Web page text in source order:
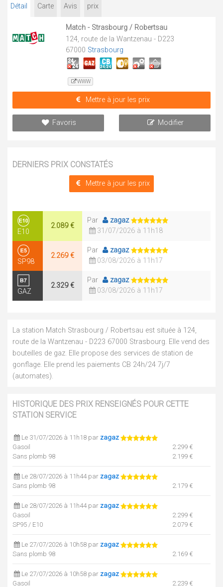
Détail Carte Avis prix
Match - Strasbourg / Robertsau
124, route de la Wantzenau - D223
67000 Strasbourg
WWW
Mettre à jour les prix
Favoris Modifier
DERNIERS PRIX CONSTATÉS
Mettre à jour les prix
E10
2.089 €
Par
zagaz
31/07/2026 à 11h18
SP98
2.269 €
Par
zagaz
03/08/2026 à 11h17
GAZ
2.329 €
Par
zagaz
03/08/2026 à 11h17
La station Match Strasbourg / Robertsau est située à 124,
route de la Wantzenau - D223 67000 Strasbourg. Elle vend des
bouteilles de gaz. Elle propose des services de station de
gonflage. Elle prend les paiements CB 24h/24 7j/7
(automates).
HISTORIQUE DES PRIX RENSEIGNÉS POUR CETTE
STATION SERVICE
Le 31/07/2026 à 11h18 par zagaz
Gasoil
2.299 €
Sans plomb 98
2.199 €
Le 28/07/2026 à 11h44 par zagaz
Sans plomb 98
2.179 €
Le 28/07/2026 à 11h44 par zagaz
Gasoil
2.299 €
SP95 / E10
2.079 €
Le 27/07/2026 à 10h58 par zagaz
Sans plomb 98
2.169 €
Le 27/07/2026 à 10h58 par zagaz
Gasoil
2.239 €